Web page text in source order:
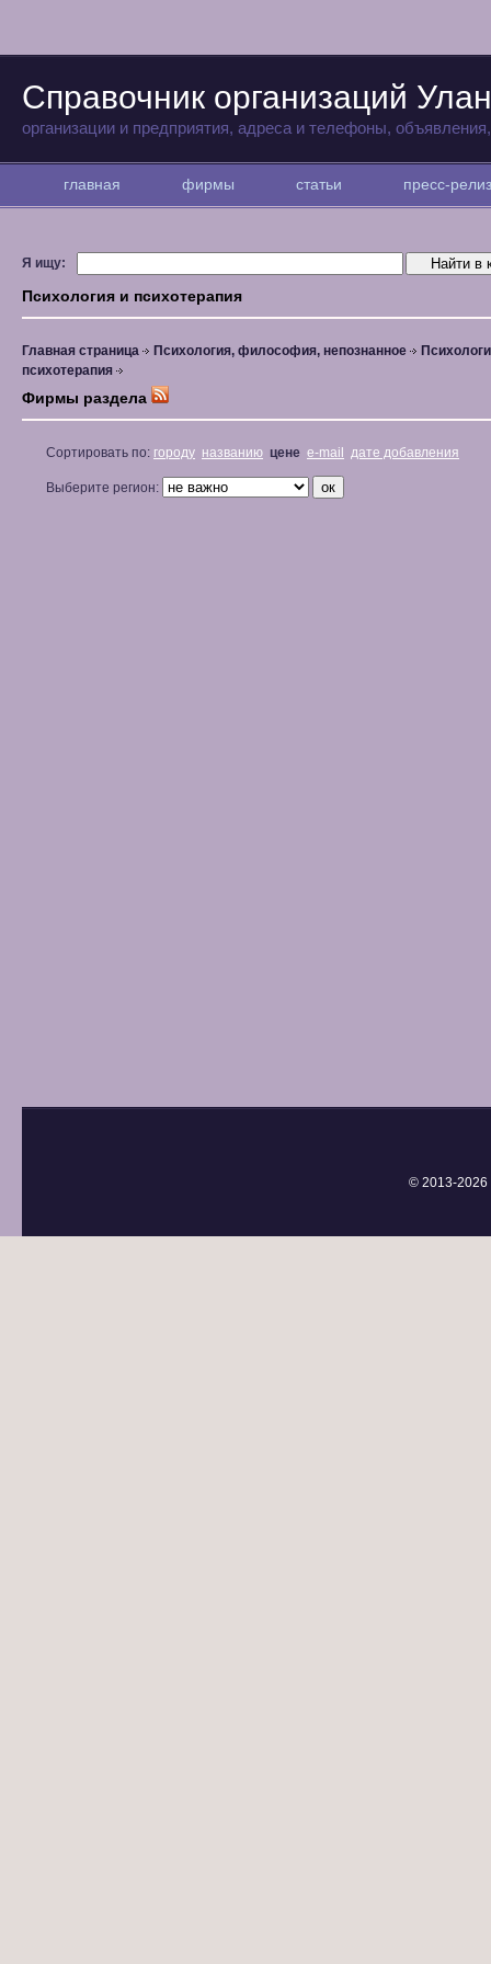
Справочник организаций
организации и предприятия, адреса и телефоны,
главная фирмы статьи пресс-
Я ищу:
Психология и психотерапия
Главная страница Психология, философия, непознанное
психотерапия
Фирмы раздела
Сортировать по: городу названию цене e-mail дате добавления
Выберите регион:
© 2013-2026